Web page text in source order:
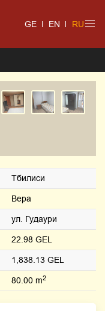
GE EN RU
Тбилиси
Вера
ул. Гудаури
22.98 GEL
1,838.13 GEL
80.00 m2